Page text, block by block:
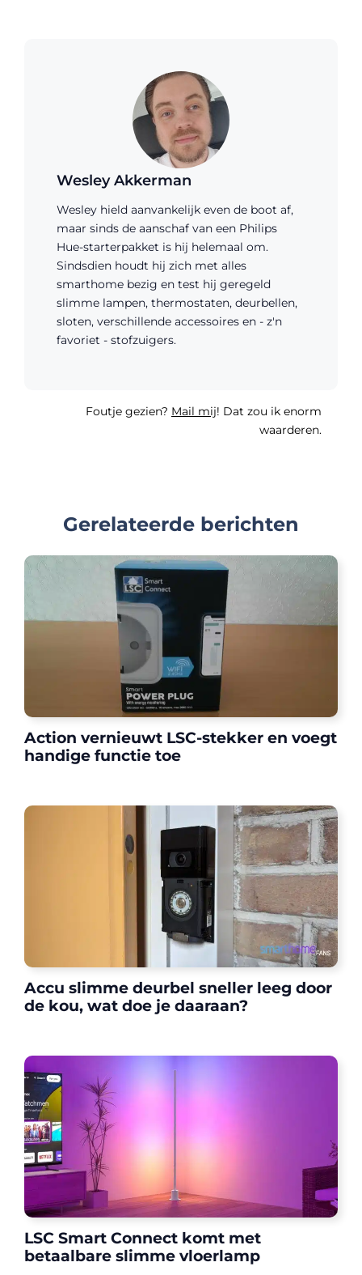
Wesley Akkerman
Wesley hield aanvankelijk even de boot af,
maar sinds de aanschaf van een Philips
Hue-starterpakket is hij helemaal om.
Sindsdien houdt hij zich met alles
smarthome bezig en test hij geregeld
slimme lampen, thermostaten, deurbellen,
sloten, verschillende accessoires en - z'n
favoriet - stofzuigers.
Foutje gezien? Mail mij! Dat zou ik enorm
waarderen.
Gerelateerde berichten
Action vernieuwt LSC-stekker en voegt
handige functie toe
Accu slimme deurbel sneller leeg door
de kou, wat doe je daaraan?
LSC Smart Connect komt met
betaalbare slimme vloerlamp